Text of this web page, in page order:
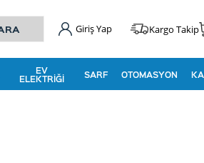
Giriş Yap Kargo Takip
EV
ELEKTRIĞI SARF OTOMASYON